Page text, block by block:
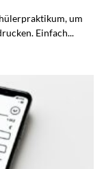
um
Einfach...